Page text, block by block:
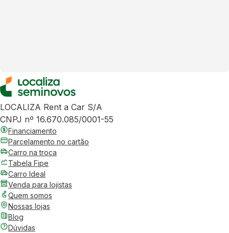
LOCALIZA Rent a Car S/A
CNPJ nº 16.670.085/0001-55
Financiamento
Parcelamento no cartão
Carro na troca
Tabela Fipe
Carro Ideal
Venda para lojistas
Quem somos
Nossas lojas
Blog
Dúvidas